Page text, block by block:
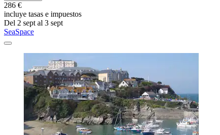
286 €
incluye tasas e impuestos
Del 2 sept al 3 sept
SeaSpace